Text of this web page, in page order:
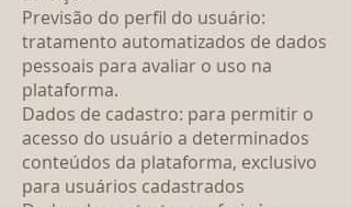
Previsão do perfil do usuário:
tratamento automatizados de dados
pessoais para avaliar o uso na
plataforma.
Dados de cadastro: para permitir o
acesso do usuário a determinados
conteúdos da plataforma, exclusivo
para usuários cadastrados